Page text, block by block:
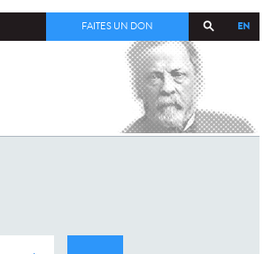
EN
FAITES UN DON
2 /